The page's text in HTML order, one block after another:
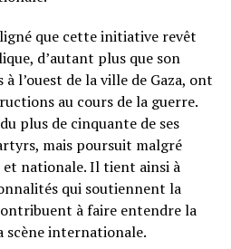
que cette initiative revêt
d’autant plus que son
l’ouest de la ville de Gaza, ont
au cours de la guerre.
plus de cinquante de ses
mais poursuit malgré
nationale. Il tient ainsi à
qui soutiennent la
à faire entendre la
scène internationale.